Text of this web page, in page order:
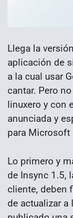
Llega la
aplicación de
a la cual usar
cantar. Pero
linuxero y con
anunciada y
para Microsoft
Lo primero y
de Insync 1.5,
cliente, deben
de actualizar a